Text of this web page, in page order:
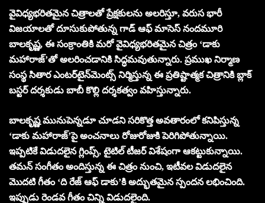
వైవిధ్యభరితమైన చిత్రాలతో ప్రేక్షకులను అలరిస్తూ, వరుస భారీ
విజయాలతో దూసుకుపోతున్న గాడ్ ఆఫ్ మాసెస్ నందమూరి
బాలకృష్ణ, ఈ సంక్రాంతికి మరో వైవిధ్యభరితమైన చిత్రం ‘డాకు
మహారాజ్’తో అలరించడానికి సిద్ధమవుతున్నారు. ప్రముఖ నిర్మాణ
సంస్థ సితార ఎంటర్‌టైన్‌మెంట్స్ నిర్మిస్తున్న ఈ ప్రతిష్టాత్మక చిత్రానికి బ్లాక్
బస్టర్ దర్శకుడు బాబీ కొల్లి దర్శకత్వం వహిస్తున్నారు.
బాలకృష్ణ మునుపెన్నడూ చూడని సరికొత్త అవతారంలో కనిపిస్తున్న
‘డాకు మహారాజ్’పై అంచనాలు రోజురోజుకి పెరిగిపోతున్నాయి.
ఇప్పటికే విడుదలైన గ్లింప్స్, టైటిల్ టీజర్ విశేషంగా ఆకట్టుకున్నాయి.
తమన్ సంగీతం అందిస్తున్న ఈ చిత్రం నుంచి, ఇటీవల విడుదలైన
మొదటి గీతం ‘ది రేజ్ ఆఫ్ డాకు’కి అద్భుతమైన స్పందన లభించింది.
ఇప్పుడు రెండవ గీతం చిన్ని విడుదలైంది.